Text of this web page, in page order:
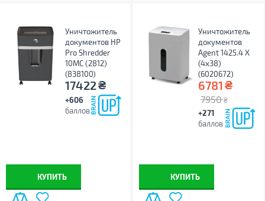
Уничтожитель
документов HP
Pro Shredder
10MC (2812)
(838100)
17422₴
+606
баллов
КУПИТЬ
Уничтожитель
документов
Agent 1425.4 X
(4х38)
(6020672)
6781₴
7950 ₴
+271
баллов
КУПИТЬ